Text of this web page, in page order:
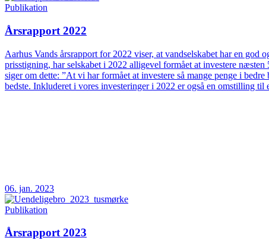
Publikation
Årsrapport 2022
Aarhus Vands årsrapport for 2022 viser, at vandselskabet har en
prisstigning, har selskabet i 2022 alligevel formået at investere
siger om dette: ”At vi har formået at investere så mange penge i
bedste. Inkluderet i vores investeringer i 2022 er også en omstilling
06. jan. 2023
Publikation
Årsrapport 2023